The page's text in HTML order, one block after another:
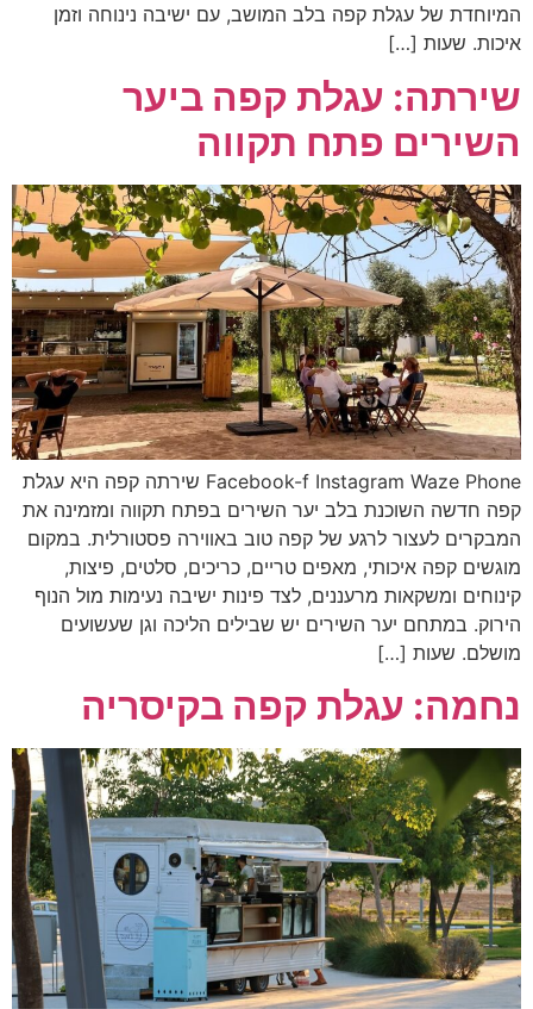
המיוחדת של עגלת קפה בלב המושב, עם ישיבה נינוחה וזמן
איכות. שעות […]
שירתה: עגלת קפה ביער
השירים פתח תקווה
Facebook-f Instagram Waze Phone שירתה קפה היא עגלת
קפה חדשה השוכנת בלב יער השירים בפתח תקווה ומזמינה את
המבקרים לעצור לרגע של קפה טוב באווירה פסטורלית. במקום
מוגשים קפה איכותי, מאפים טריים, כריכים, סלטים, פיצות,
קינוחים ומשקאות מרעננים, לצד פינות ישיבה נעימות מול הנוף
הירוק. במתחם יער השירים יש שבילים הליכה וגן שעשועים
מושלם. שעות […]
נחמה: עגלת קפה בקיסריה